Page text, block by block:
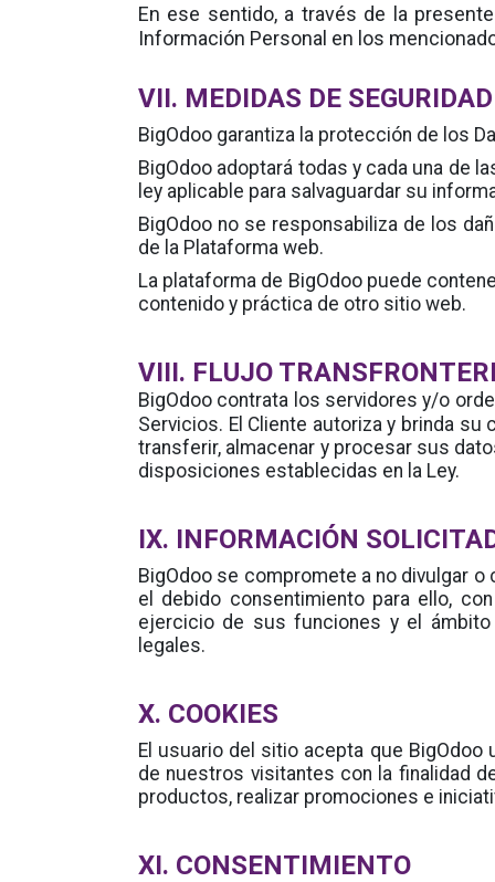
En ese sentido, a través de la
Información Personal en los
VII. MEDIDAS DE SEGURIDAD
BigOdoogarantiza la protección de los
BigOdooadoptará todas y cada una de
ley aplicable para salvaguardar su
BigOdoono se responsabiliza de los
de la Plataforma web.
La plataforma de BigOdoopuede
contenido y práctica de otro sitio web.
VIII. FLUJO
BigOdoocontrata los servidores y/o
Servicios. El Cliente autoriza y brinda
transferir, almacenar y procesar sus
disposiciones establecidas en la Ley.
IX. INFORMACIÓN
BigOdoose compromete a no divulgar o
el debido consentimiento para ello,
ejercicio de sus funciones y el
legales.
X. COOKIES
El usuario del sitio acepta que BigOdoo
de nuestros visitantes con la finalidad
productos, realizar promociones e
XI. CONSENTIMIENTO